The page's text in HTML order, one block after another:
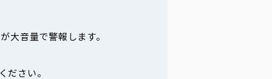
音量で警報します。
ださい。